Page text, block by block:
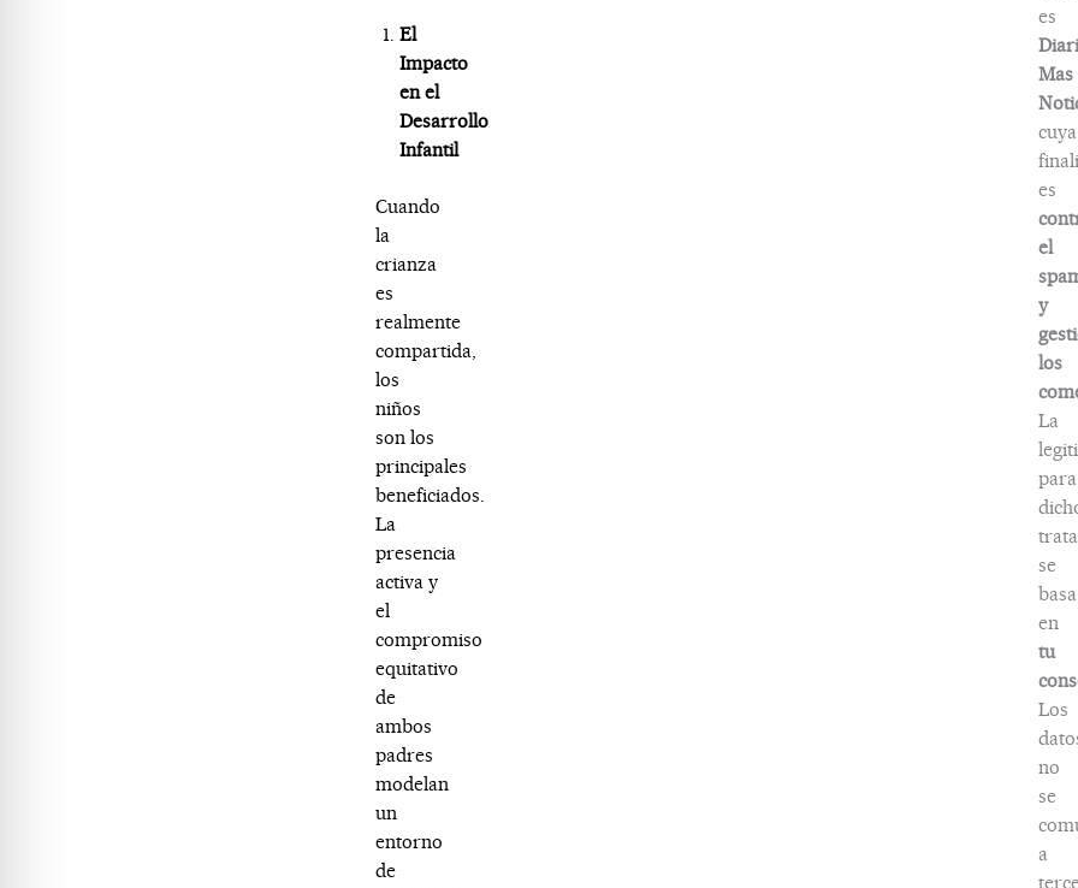
El
Impacto
en el
Desarrollo
Infantil
Cuando
la
crianza
es
realmente
compartida,
los
niños
son los
principales
beneficiados.
La
presencia
activa y
el
compromiso
equitativo
de
ambos
padres
modelan
un
entorno
de
es
Mas
cuya
es
el
y
los
La
para
se
basa
en
tu
Los
no
se
a